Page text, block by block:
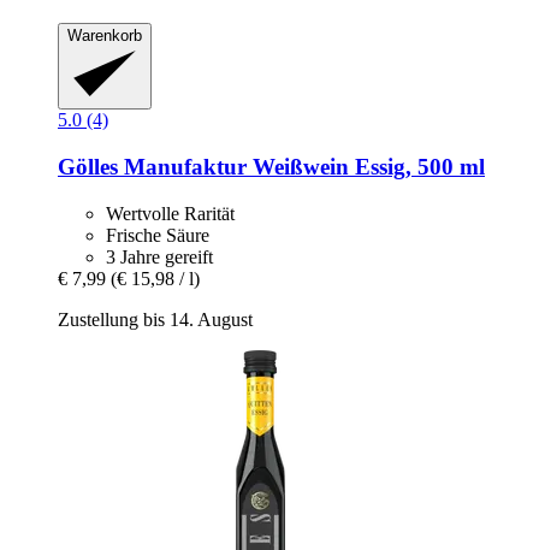
Warenkorb
5.0 (4)
Gölles Manufaktur Weißwein Essig, 500 ml
Wertvolle Rarität
Frische Säure
3 Jahre gereift
€ 7,99 (€ 15,98 / l)
Zustellung bis 14. August